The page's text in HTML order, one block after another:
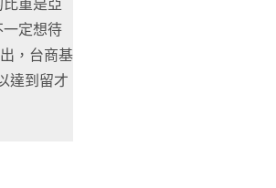
重是亞
一定想待
，台商基
達到留才